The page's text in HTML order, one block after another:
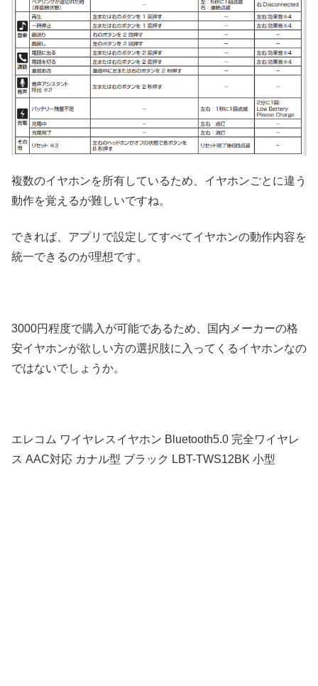
複数のイヤホンを所有しているため、イヤホンごとに違う
動作を覚えるが難しいですね。
できれば、アプリで設定してすべてイヤホンの動作内容を
統一できるのが理想です。
3000円程度で購入が可能であるため、国内メーカーの格
安イヤホンが欲しい方の選択肢に入ってくるイヤホンなの
ではないでしょうか。
エレコム ワイヤレスイヤホン Bluetooth5.0 完全ワイヤレ
ス AAC対応 カナル型 ブラック LBT-TWS12BK 小型